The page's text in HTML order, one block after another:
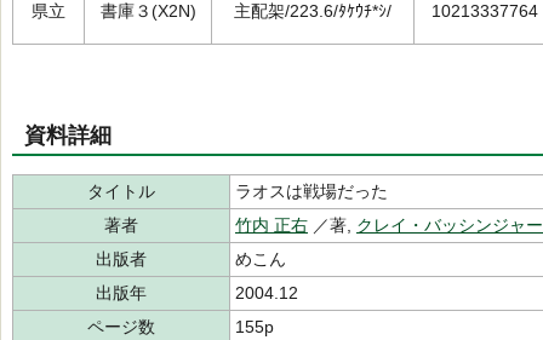
県立 書庫３(X2N) 主配架/223.6/ﾀｹｳﾁ*ｼ/ 10213337764
資料詳細
タイトル
ラオスは戦場だった
著者
竹内 正右 ／著, クレイ・バッシンジャー
出版者
めこん
出版年
2004.12
ページ数
155p